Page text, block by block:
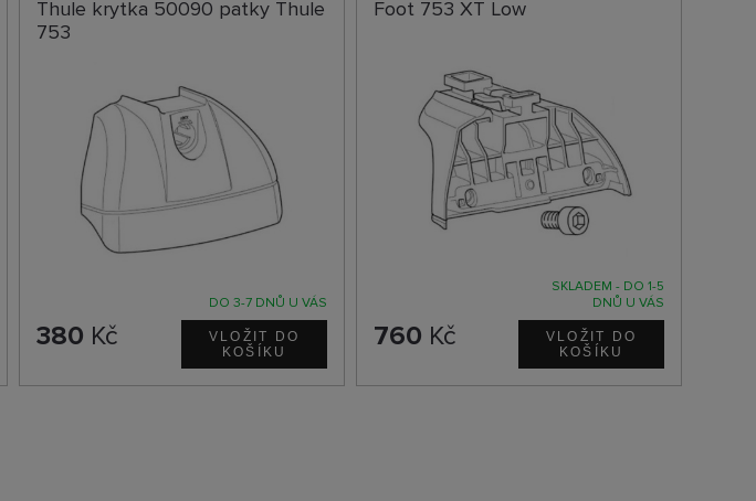
Thule krytka 50090 patky Thule
753
DO 3-7 DNŮ U VÁS
380 Kč
Foot 753 XT Low
SKLADEM - DO 1-5
DNŮ U VÁS
760 Kč